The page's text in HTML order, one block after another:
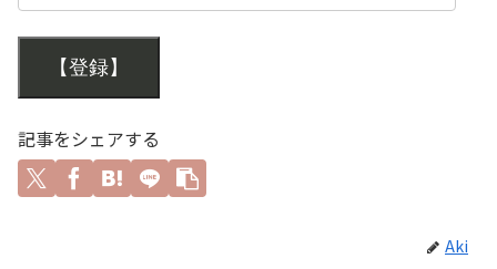
【登録】
記事をシェアする
Aki